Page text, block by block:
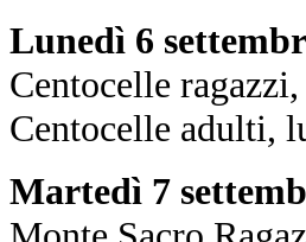
Lunedì 6
Centocelle
Centocelle adulti,
Martedì 7